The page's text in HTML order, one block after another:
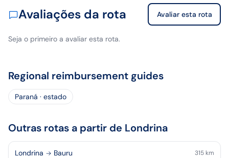
Avaliações da rota Avaliar esta rota
Seja o primeiro a avaliar esta rota.
Regional reimbursement guides
Paraná · estado
Outras rotas a partir de Londrina
Londrina Bauru 315 km